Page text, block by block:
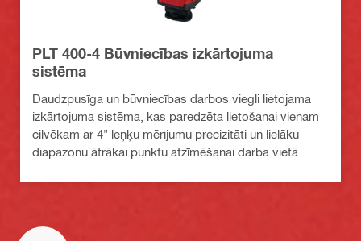
PLT 400-4 Būvniecības izkārtojuma
sistēma
Daudzpusīga un būvniecības darbos viegli lietojama
izkārtojuma sistēma, kas paredzēta lietošanai vienam
cilvēkam ar 4" leņķu mērījumu precizitāti un lielāku
diapazonu ātrākai punktu atzīmēšanai darba vietā